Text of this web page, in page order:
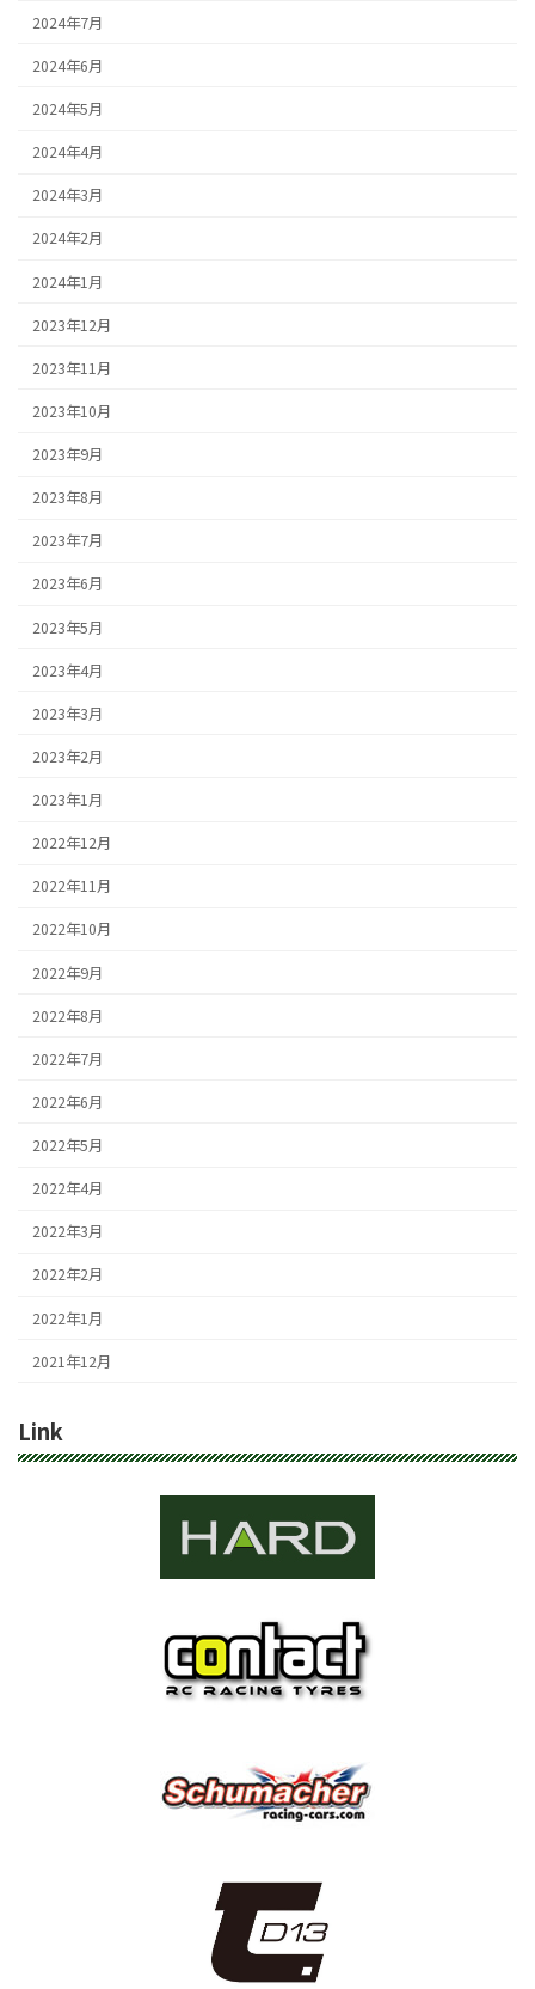
2024年7月
2024年6月
2024年5月
2024年4月
2024年3月
2024年2月
2024年1月
2023年12月
2023年11月
2023年10月
2023年9月
2023年8月
2023年7月
2023年6月
2023年5月
2023年4月
2023年3月
2023年2月
2023年1月
2022年12月
2022年11月
2022年10月
2022年9月
2022年8月
2022年7月
2022年6月
2022年5月
2022年4月
2022年3月
2022年2月
2022年1月
2021年12月
Link